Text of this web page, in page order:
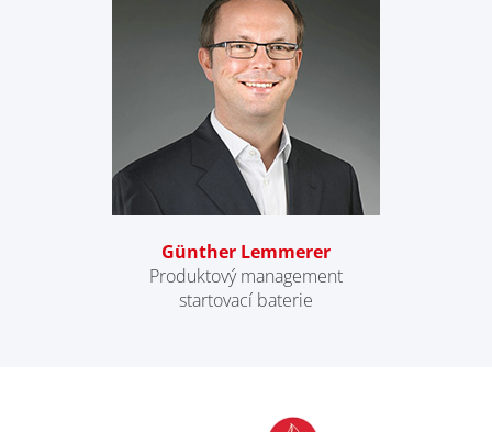
Günther Lemmerer
Produktový management
startovací baterie